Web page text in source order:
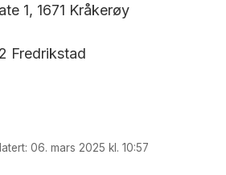
1, 1671 Kråkerøy
Fredrikstad
06. mars 2025 kl. 10:57